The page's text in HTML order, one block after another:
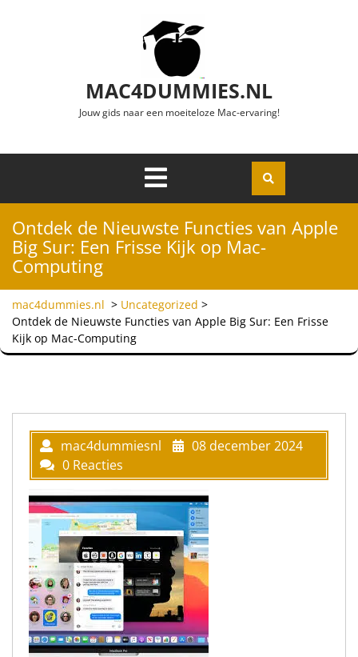
MAC4DUMMIES.NL
Jouw gids naar een moeiteloze Mac-ervaring!
Openen
Ontdek de Nieuwste Functies van Apple
Big Sur: Een Frisse Kijk op Mac-
Computing
mac4dummies.nl > Uncategorized >
Ontdek de Nieuwste Functies van Apple Big Sur: Een Frisse
Kijk op Mac-Computing
mac4dummiesnl
08 december 2024
0 Reacties